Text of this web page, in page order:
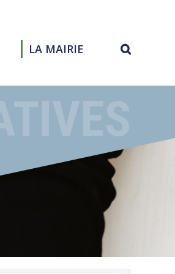
LA MAIRIE